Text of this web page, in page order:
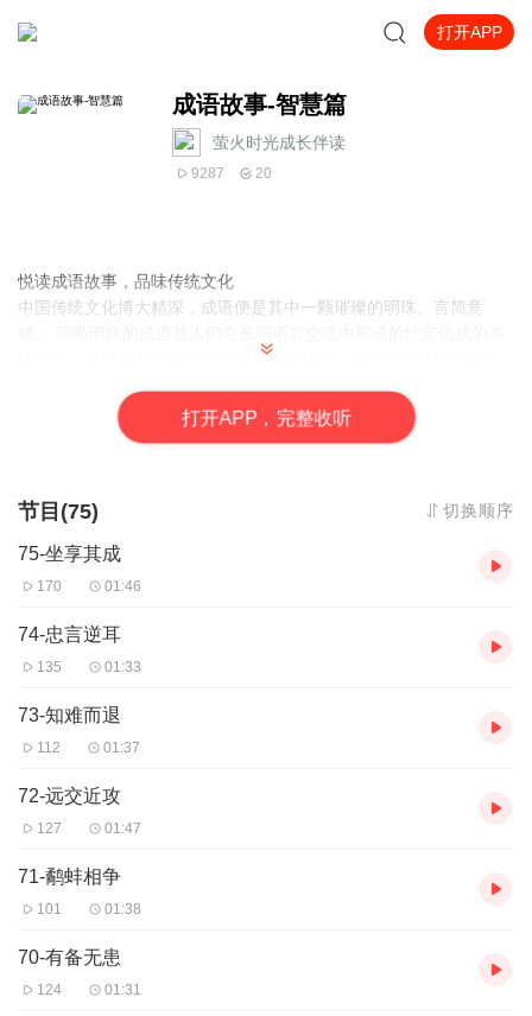
打开APP
成语故事-智慧篇
萤火时光成长伴读
9287 20
悦读成语故事，品味传统文化
中国传统文化博大精深，成语便是其中一颗璀璨的明珠。言简意
达方式，是华夏五千年历史积淀的文化精华。成语经过了时间的千
不仅利于语言学习，还能有效地提升我们的人文修养。
打开APP，完整收听
节目(75) 切换顺序
75-坐享其成
170 01:46
74-忠言逆耳
135 01:33
73-知难而退
112 01:37
72-远交近攻
127 01:47
71-鹬蚌相争
101 01:38
70-有备无患
124 01:31